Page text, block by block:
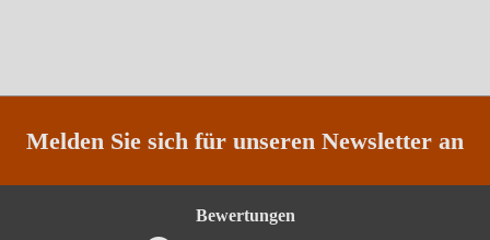
Melden Sie sich für unseren Newsletter an
Bewertungen